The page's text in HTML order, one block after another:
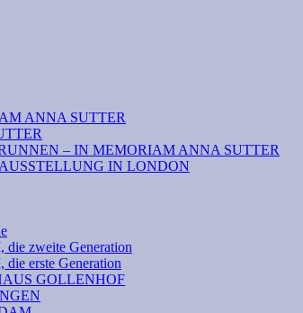
ANNA SUTTER
– IN MEMORIAM ANNA SUTTER
IN LONDON
zweite Generation
erste Generation
GOLLENHOF